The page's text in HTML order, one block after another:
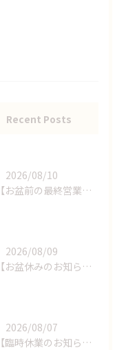
Recent Posts
2026/08/10
【お盆前の最終営業日です！】
2026/08/09
【お盆休みのお知らせ】
2026/08/07
【臨時休業のお知らせ】